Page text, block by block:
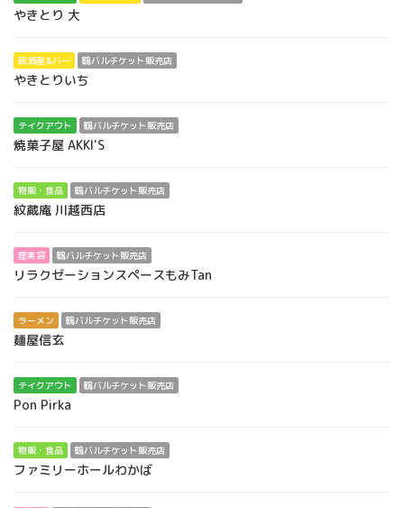
やきとり 大
居酒屋&バー 鶴バルチケット販売店
やきとりいち
テイクアウト 鶴バルチケット販売店
焼菓子屋 AKKI'S
物販・食品 鶴バルチケット販売店
紋蔵庵 川越西店
理美容 鶴バルチケット販売店
リラクゼーションスペースもみTan
ラーメン 鶴バルチケット販売店
麺屋信玄
テイクアウト 鶴バルチケット販売店
Pon Pirka
物販・食品 鶴バルチケット販売店
ファミリーホールわかば